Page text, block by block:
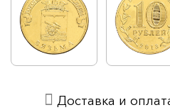
Доставка и